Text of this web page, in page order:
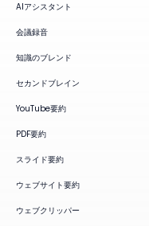
AIアシスタント
会議録音
知識のブレンド
セカンドブレイン
YouTube要約
PDF要約
スライド要約
ウェブサイト要約
ウェブクリッパー